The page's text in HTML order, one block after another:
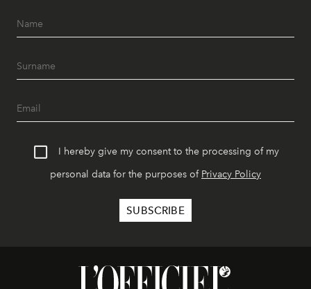
I hereby give my consent to the processing of my
personal data for the purposes of Privacy Policy